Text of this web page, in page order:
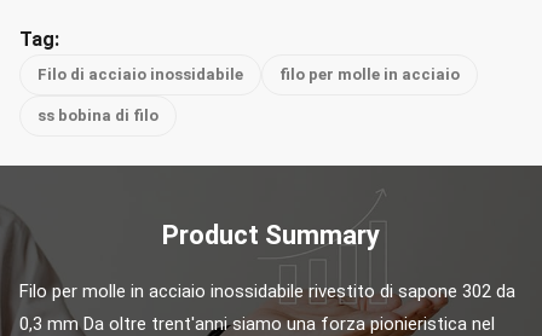
Tag:
Filo di acciaio inossidabile filo per molle in acciaio
ss bobina di filo
Product Summary
Filo per molle in acciaio inossidabile rivestito di sapone 302 da
0,3 mm Da oltre trent'anni siamo una forza pionieristica nel